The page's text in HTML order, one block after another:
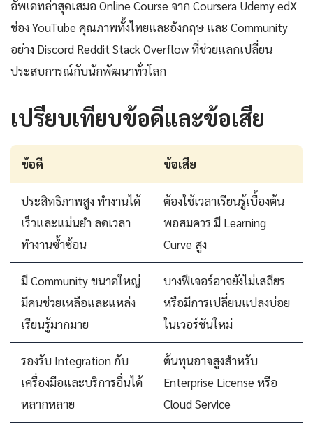
อัพเดทล่าสุดเสมอ Online Course จาก Coursera Udemy edX
ช่อง YouTube คุณภาพทั้งไทยและอังกฤษ และ Community
อย่าง Discord Reddit Stack Overflow ที่ช่วยแลกเปลี่ยน
ประสบการณ์กับนักพัฒนาทั่วโลก
เปรียบเทียบข้อดีและข้อเสีย
ข้อดี ข้อเสีย
ประสิทธิภาพสูง ทำงานได้
เร็วและแม่นยำ ลดเวลา
ทำงานซ้ำซ้อน
ต้องใช้เวลาเรียนรู้เบื้องต้น
พอสมควร มี Learning
Curve สูง
มี Community ขนาดใหญ่
มีคนช่วยเหลือและแหล่ง
เรียนรู้มากมาย
บางฟีเจอร์อาจยังไม่เสถียร
หรือมีการเปลี่ยนแปลงบ่อย
ในเวอร์ชันใหม่
รองรับ Integration กับ
เครื่องมือและบริการอื่นได้
หลากหลาย
ต้นทุนอาจสูงสำหรับ
Enterprise License หรือ
Cloud Service